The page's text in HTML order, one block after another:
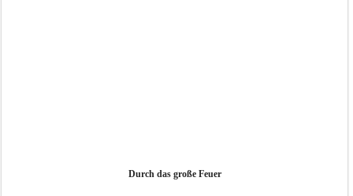
Durch das große Feuer